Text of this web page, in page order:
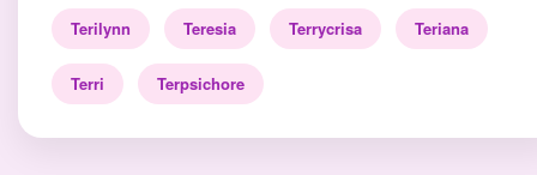
Terilynn Teresia Terrycrisa Teriana
Terri Terpsichore